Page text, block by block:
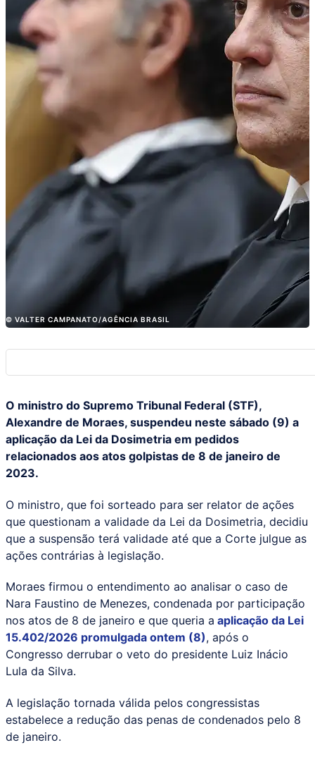
© VALTER CAMPANATO/AGÊNCIA BRASIL
O ministro do Supremo Tribunal Federal (STF),
Alexandre de Moraes, suspendeu neste sábado (9) a
aplicação da Lei da Dosimetria em pedidos
relacionados aos atos golpistas de 8 de janeiro de
2023.
O ministro, que foi sorteado para ser relator de ações
que questionam a validade da Lei da Dosimetria, decidiu
que a suspensão terá validade até que a Corte julgue as
ações contrárias à legislação.
Moraes firmou o entendimento ao analisar o caso de
Nara Faustino de Menezes, condenada por participação
nos atos de 8 de janeiro e que queria a aplicação da Lei
15.402/2026 promulgada ontem (8), após o
Congresso derrubar o veto do presidente Luiz Inácio
Lula da Silva.
A legislação tornada válida pelos congressistas
estabelece a redução das penas de condenados pelo 8
de janeiro.